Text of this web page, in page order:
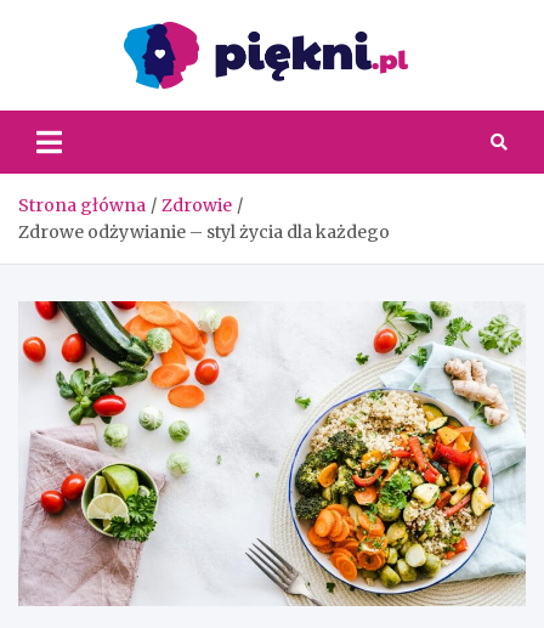
Strona główna
Zdrowie
Zdrowe odżywianie – styl życia dla każdego